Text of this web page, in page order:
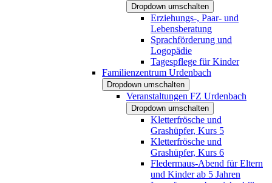
Dropdown umschalten
Erziehungs-, Paar- und
Lebensberatung
Sprachförderung und
Logopädie
Tagespflege für Kinder
Familienzentrum Urdenbach
Dropdown umschalten
Veranstaltungen FZ Urdenbach
Dropdown umschalten
Kletterfrösche und
Grashüpfer, Kurs 5
Kletterfrösche und
Grashüpfer, Kurs 6
Fledermaus-Abend für Eltern
und Kinder ab 5 Jahren